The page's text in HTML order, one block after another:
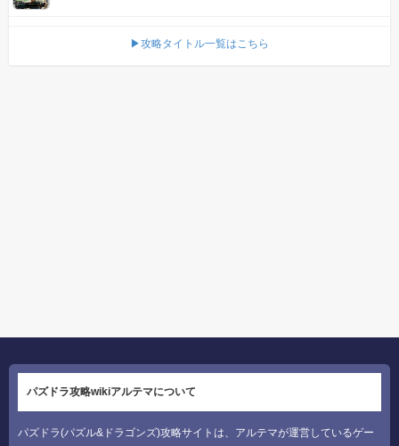
▶攻略タイトル一覧はこちら
パズドラ攻略wikiアルテマについて
パズドラ(パズル&ドラゴンズ)攻略サイトは、アルテマが運営しているゲー